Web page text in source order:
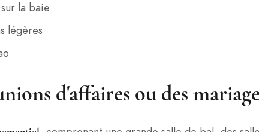
la baie
légères
d'affaires ou des